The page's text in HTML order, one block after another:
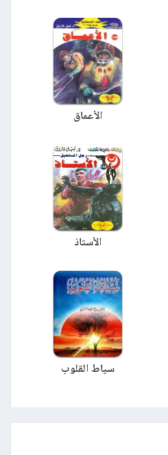
الأعماق
الأستاذ
سياط القلوب